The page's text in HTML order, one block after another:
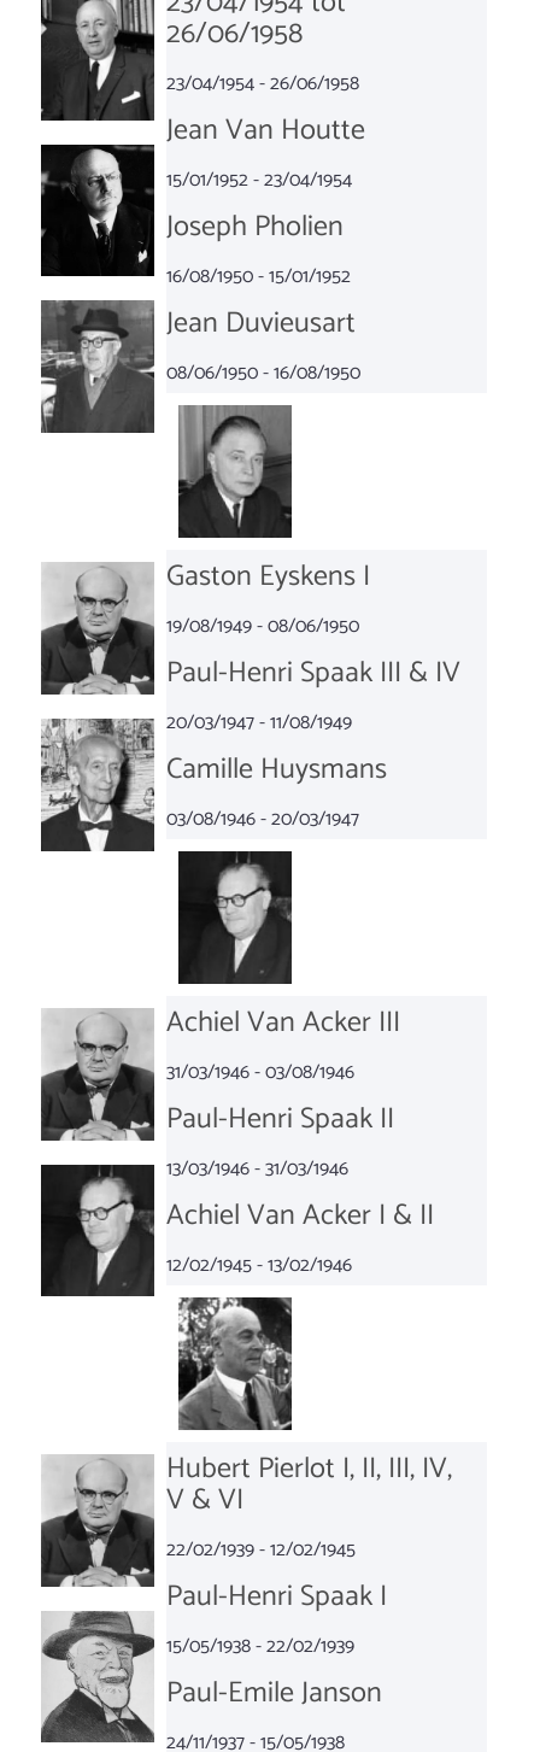
26/06/1958
23/04/1954 - 26/06/1958
Jean Van Houtte
15/01/1952 - 23/04/1954
Joseph Pholien
16/08/1950 - 15/01/1952
Jean Duvieusart
08/06/1950 - 16/08/1950
Gaston Eyskens I
19/08/1949 - 08/06/1950
Paul-Henri Spaak III & IV
20/03/1947 - 11/08/1949
Camille Huysmans
03/08/1946 - 20/03/1947
Achiel Van Acker III
31/03/1946 - 03/08/1946
Paul-Henri Spaak II
13/03/1946 - 31/03/1946
Achiel Van Acker I & II
12/02/1945 - 13/02/1946
Hubert Pierlot I, II, III, IV,
V & VI
22/02/1939 - 12/02/1945
Paul-Henri Spaak I
15/05/1938 - 22/02/1939
Paul-Emile Janson
24/11/1937 - 15/05/1938